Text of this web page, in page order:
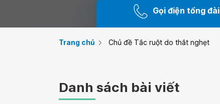
Gọi điện tổng đài
Trang chủ Chủ đề Tắc ruột do thắt nghẹt
Danh sách bài viết